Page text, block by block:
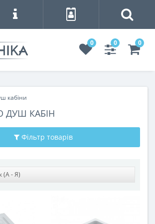
0 0 0
кабіни
ДУШ КАБІН
Фільтр товарів